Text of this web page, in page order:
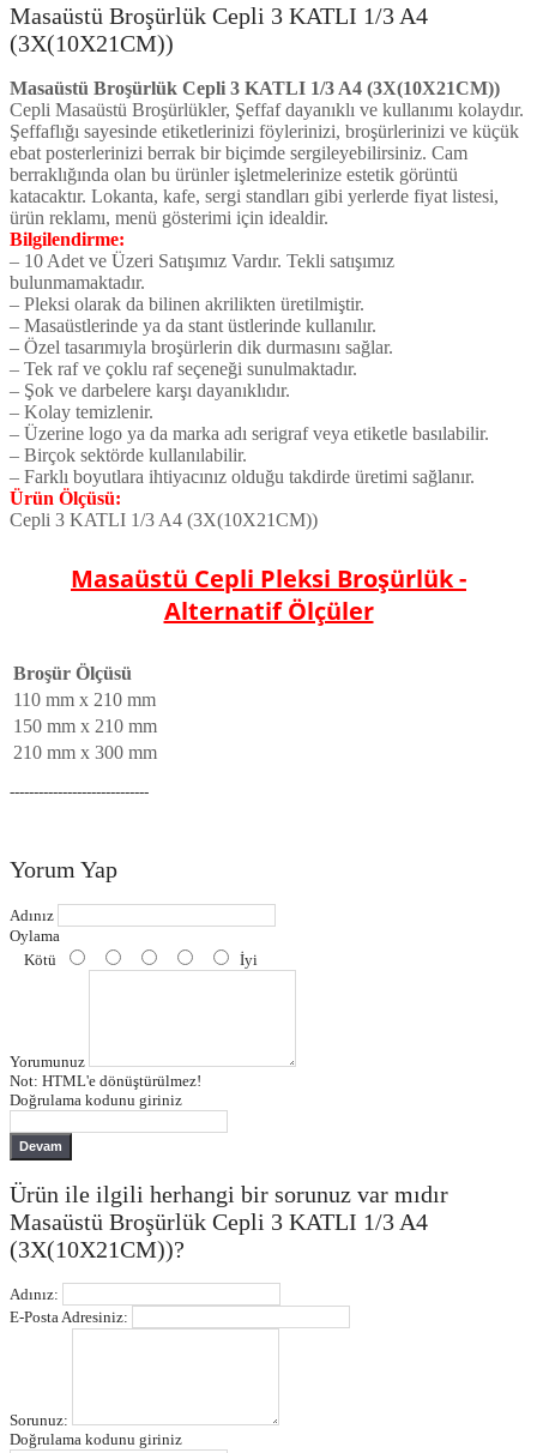
Masaüstü Broşürlük Cepli 3 KATLI 1/3 A4
(3X(10X21CM))
Masaüstü Broşürlük Cepli 3 KATLI 1/3 A4 (3X(10X21CM))
Cepli Masaüstü Broşürlükler, Şeffaf dayanıklı ve kullanımı kolaydır.
Şeffaflığı sayesinde etiketlerinizi föylerinizi, broşürlerinizi ve küçük
ebat posterlerinizi berrak bir biçimde sergileyebilirsiniz. Cam
berraklığında olan bu ürünler işletmelerinize estetik görüntü
katacaktır. Lokanta, kafe, sergi standları gibi yerlerde fiyat listesi,
ürün reklamı, menü gösterimi için idealdir.
Bilgilendirme:
– 10 Adet ve Üzeri Satışımız Vardır. Tekli satışımız
bulunmamaktadır.
– Pleksi olarak da bilinen akrilikten üretilmiştir.
– Masaüstlerinde ya da stant üstlerinde kullanılır.
– Özel tasarımıyla broşürlerin dik durmasını sağlar.
– Tek raf ve çoklu raf seçeneği sunulmaktadır.
– Şok ve darbelere karşı dayanıklıdır.
– Kolay temizlenir.
– Üzerine logo ya da marka adı serigraf veya etiketle basılabilir.
– Birçok sektörde kullanılabilir.
– Farklı boyutlara ihtiyacınız olduğu takdirde üretimi sağlanır.
Ürün Ölçüsü:
Cepli 3 KATLI 1/3 A4 (3X(10X21CM))
Masaüstü Cepli Pleksi Broşürlük -
Alternatif Ölçüler
Broşür Ölçüsü
110 mm x 210 mm
150 mm x 210 mm
210 mm x 300 mm
-----------------------------
Yorum Yap
Adınız
Oylama
Kötü
İyi
Yorumunuz
Not: HTML'e dönüştürülmez!
Doğrulama kodunu giriniz
Devam
Ürün ile ilgili herhangi bir sorunuz var mıdır
Masaüstü Broşürlük Cepli 3 KATLI 1/3 A4
(3X(10X21CM))?
Adınız:
E-Posta Adresiniz:
Sorunuz:
Doğrulama kodunu giriniz